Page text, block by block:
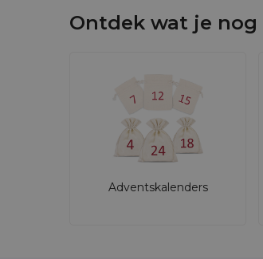
Ontdek wat je
Adventskalenders